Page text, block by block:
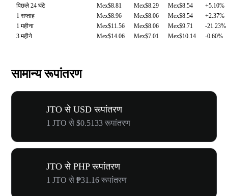
पिछले 24 घंटे
Mex$8.81 Mex$8.29 Mex$8.54
+5.10%
1 सप्ताह
Mex$8.96 Mex$8.06 Mex$8.54
+2.37%
1 महीना
Mex$11.56 Mex$8.06 Mex$9.71
-21.23%
3 महीने
Mex$14.06 Mex$7.01 Mex$10.14 -0.60%
सामान्य रूपांतरण
JTO से USD रूपांतरण
1 JTO से $0.5133 रूपांतरण
JTO से PHP रूपांतरण
1 JTO से ₱31.16 रूपांतरण